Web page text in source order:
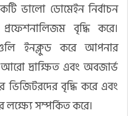
ভালো ডোমেইন নির্বাচন
বৃদ্ধি করে।
ইনক্লুড করে আপনার
আরো দ্রাক্ষিত এবং অবজার্ভ
ভিজিটরদের বৃদ্ধি করে এবং
সম্পর্কিত করে।